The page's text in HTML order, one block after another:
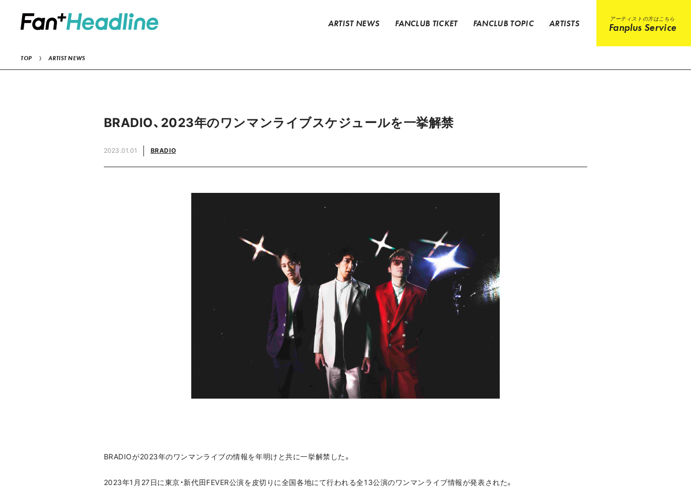
ARTIST NEWS FANCLUB TICKET FANCLUB TOPIC ARTISTS アーティストの方はこちら
Fanplus Service
TOP ARTIST NEWS
BRADIO、2023年のワンマンライブスケジュールを一挙解禁
2023.01.01 BRADIO
BRADIOが2023年のワンマンライブの情報を年明けと共に一挙解禁した。
2023年1月27日に東京・新代田FEVER公演を皮切りに全国各地にて行われる全13公演のワンマンライブ情報が発表された。